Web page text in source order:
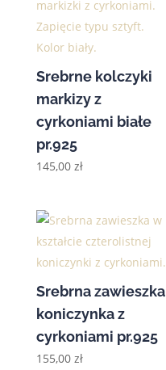
Srebrne kolczyki
markizy z
cyrkoniami białe
pr.925
145,00 zł
Srebrna zawieszka
koniczynka z
cyrkoniami pr.925
155,00 zł